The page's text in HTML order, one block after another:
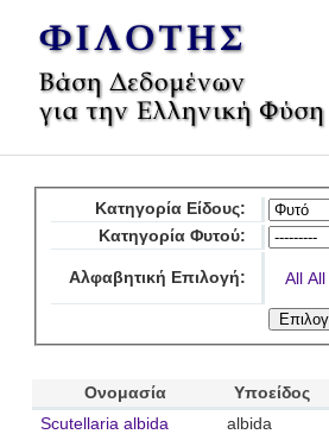
Κατηγορία Είδους:
Κατηγορία Φυτού:
Αλφαβητική Επιλογή: All All
Ονομασία Υποείδος
Scutellaria albida
albida